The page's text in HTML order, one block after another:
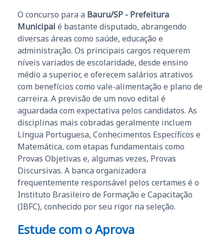
O concurso para a Bauru/SP - Prefeitura
Municipal é bastante disputado, abrangendo
diversas áreas como saúde, educação e
administração. Os principais cargos requerem
níveis variados de escolaridade, desde ensino
médio a superior, e oferecem salários atrativos
com benefícios como vale-alimentação e plano de
carreira. A previsão de um novo edital é
aguardada com expectativa pelos candidatos. As
disciplinas mais cobradas geralmente incluem
Língua Portuguesa, Conhecimentos Específicos e
Matemática, com etapas fundamentais como
Provas Objetivas e, algumas vezes, Provas
Discursivas. A banca organizadora
frequentemente responsável pelos certames é o
Instituto Brasileiro de Formação e Capacitação
(IBFC), conhecido por seu rigor na seleção.
Estude com o Aprova